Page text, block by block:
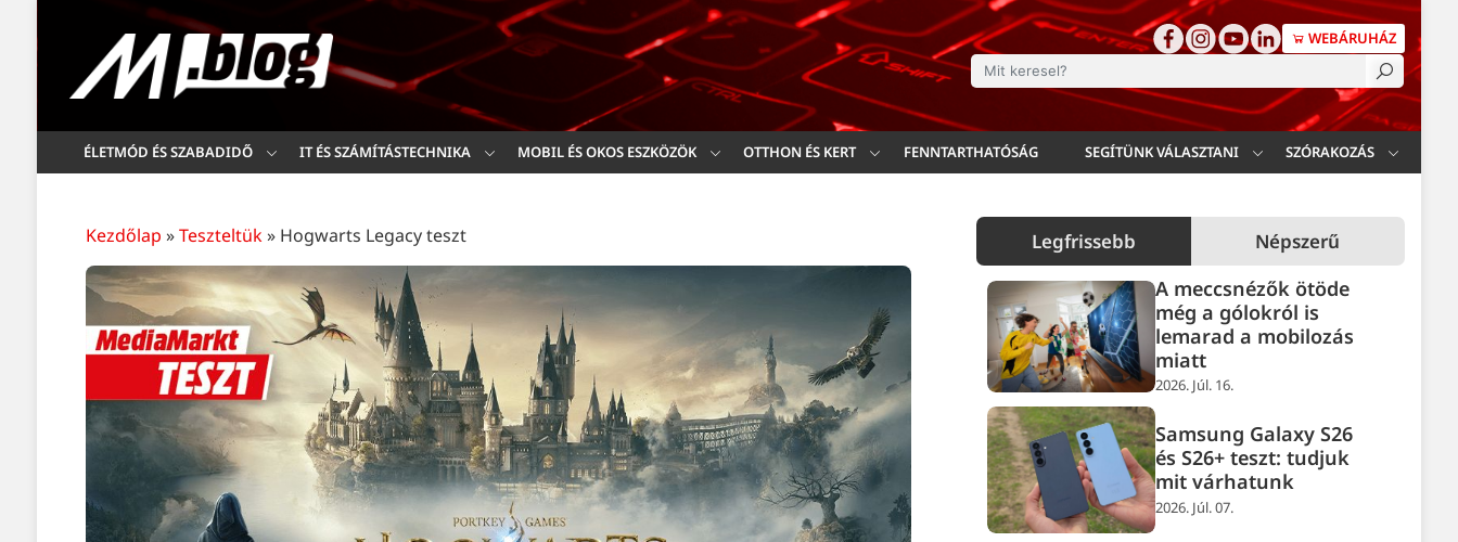
WEBÁRUHÁZ
Keresés
ÉLETMÓD ÉS SZABADIDŐ IT ÉS SZÁMÍTÁSTECHNIKA MOBIL ÉS OKOS ESZKÖZÖK OTTHON ÉS KERT FENNTARTHATÓSÁG SEGÍTÜNK VÁLASZTANI SZÓRAKOZÁS
Kezdőlap »Teszteltük» Hogwarts Legacy teszt Legfrissebb Népszerű
A meccsnézők ötöde
még a gólokról is
lemarad a mobilozás
miatt
2026. Júl. 16.
Samsung Galaxy S26
és S26+ teszt: tudjuk
mit várhatunk
2026. Júl. 07.